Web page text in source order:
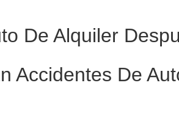
De Alquiler
Accidentes De